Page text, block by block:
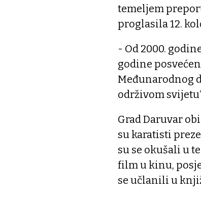
temeljem
proglasila 12.
- Od 2000.
godine
Međunarodnog
održivom
Grad Daruvar
su karatisti
su se okušali u
film u kinu,
se učlanili u